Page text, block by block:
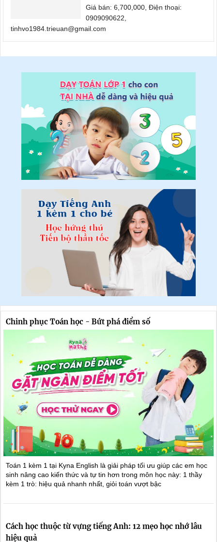
Giá bán: 6,700,000, Điện thoại:
0909090622,
tinhvo1984.trieuan@gmail.com
Chinh phục Toán học - Bứt phá điểm số
Toán 1 kèm 1 tại Kyna English là giải pháp tối ưu giúp các em học
sinh nâng cao kiến thức và tự tin hơn trong môn học này: 1 thầy
kèm 1 trò: hiệu quả nhanh nhất, giỏi toán vượt bậc
Cách học thuộc từ vựng tiếng Anh: 12 mẹo học nhớ lâu
hiệu quả